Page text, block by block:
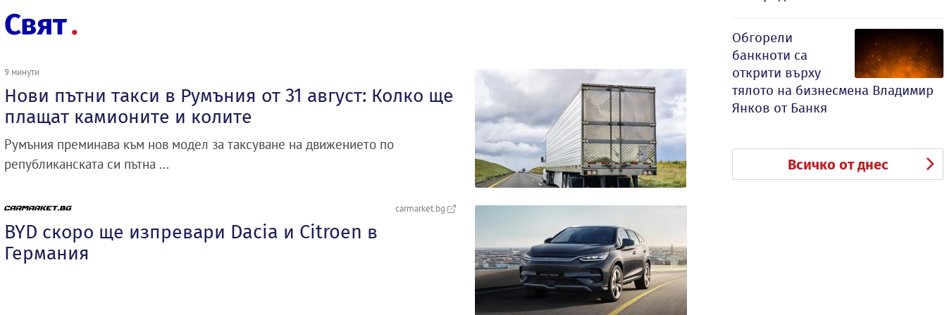
Свят
9 минути
Нови пътни такси в Румъния от 31 август: Колко ще
плащат камионите и колите
Румъния преминава към нов модел за таксуване на движението по
републиканската си пътна ...
carmarket.bg
BYD скоро ще изпревари Dacia и Citroеn в
Германия
Обгорели
банкноти са
открити върху
тялото на бизнесмена Владимир
Янков от Банкя
Всичко от днес